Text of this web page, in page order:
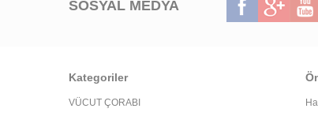
SOSYAL MEDYA
Kategoriler
VÜCUT ÇORABI